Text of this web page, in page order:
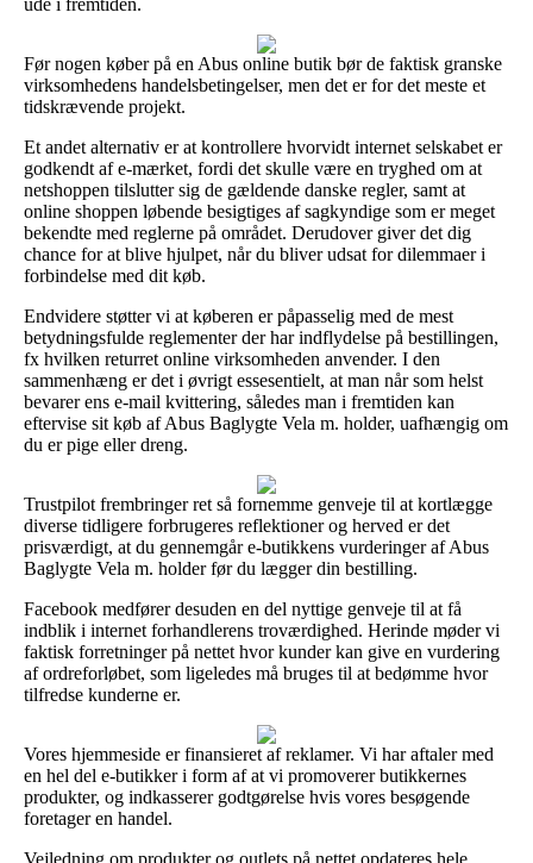
Før nogen køber på en Abus online butik bør de faktisk granske
virksomhedens handelsbetingelser, men det er for det meste et
tidskrævende projekt.
Et andet alternativ er at kontrollere hvorvidt internet selskabet er
godkendt af e-mærket, fordi det skulle være en tryghed om at
netshoppen tilslutter sig de gældende danske regler, samt at
online shoppen løbende besigtiges af sagkyndige som er meget
bekendte med reglerne på området. Derudover giver det dig
chance for at blive hjulpet, når du bliver udsat for dilemmaer i
forbindelse med dit køb.
Endvidere støtter vi at køberen er påpasselig med de mest
betydningsfulde reglementer der har indflydelse på bestillingen,
fx hvilken returret online virksomheden anvender. I den
sammenhæng er det i øvrigt essesentielt, at man når som helst
bevarer ens e-mail kvittering, således man i fremtiden kan
eftervise sit køb af Abus Baglygte Vela m. holder, uafhængig om
du er pige eller dreng.
Trustpilot frembringer ret så fornemme genveje til at kortlægge
diverse tidligere forbrugeres reflektioner og herved er det
prisværdigt, at du gennemgår e-butikkens vurderinger af Abus
Baglygte Vela m. holder før du lægger din bestilling.
Facebook medfører desuden en del nyttige genveje til at få
indblik i internet forhandlerens troværdighed. Herinde møder vi
faktisk forretninger på nettet hvor kunder kan give en vurdering
af ordreforløbet, som ligeledes må bruges til at bedømme hvor
tilfredse kunderne er.
Vores hjemmeside er finansieret af reklamer. Vi har aftaler med
en hel del e-butikker i form af at vi promoverer butikkernes
produkter, og indkasserer godtgørelse hvis vores besøgende
foretager en handel.
Vejledning om produkter og outlets på nettet opdateres hele